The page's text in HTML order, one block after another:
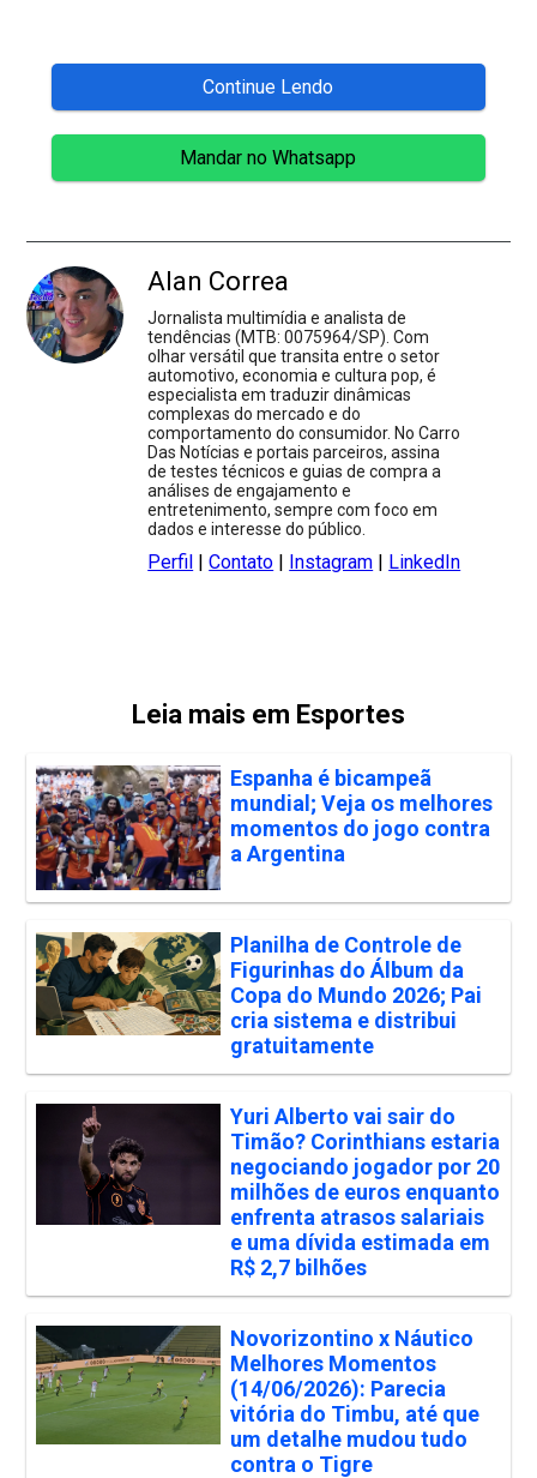
Continue Lendo
Mandar no Whatsapp
Alan Correa
Jornalista multimídia e analista de
tendências (MTB: 0075964/SP). Com
olhar versátil que transita entre o setor
automotivo, economia e cultura pop, é
especialista em traduzir dinâmicas
complexas do mercado e do
comportamento do consumidor. No Carro
Das Notícias e portais parceiros, assina
de testes técnicos e guias de compra a
análises de engajamento e
entretenimento, sempre com foco em
dados e interesse do público.
Perfil |Contato | Instagram | LinkedIn
Leia mais em Esportes
Espanha é bicampeã
mundial; Veja os melhores
momentos do jogo contra
a Argentina
Planilha de Controle de
Figurinhas do Álbum da
Copa do Mundo 2026; Pai
cria sistema e distribui
gratuitamente
Yuri Alberto vai sair do
Timão? Corinthians estaria
negociando jogador por 20
milhões de euros enquanto
enfrenta atrasos salariais
e uma dívida estimada em
R$ 2,7 bilhões
Novorizontino x Náutico
Melhores Momentos
(14/06/2026): Parecia
vitória do Timbu, até que
um detalhe mudou tudo
contra o Tigre